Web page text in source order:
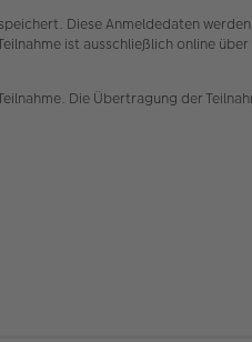
Diese Anmeldedaten
ist ausschließlich online
Die Übertragung der